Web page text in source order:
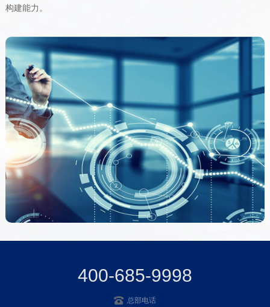
构建能力。
400-685-9998
总部电话